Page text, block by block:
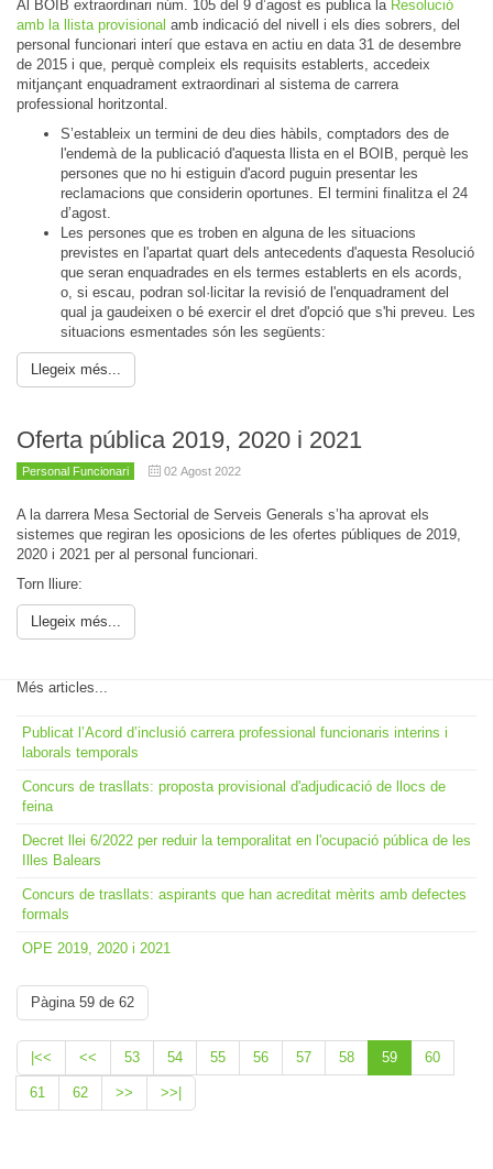
Al BOIB extraordinari núm. 105 del 9 d’agost es publica la Resolució
amb la llista provisional amb indicació del nivell i els dies sobrers, del
personal funcionari interí que estava en actiu en data 31 de desembre
de 2015 i que, perquè compleix els requisits establerts, accedeix
mitjançant enquadrament extraordinari al sistema de carrera
professional horitzontal.
S’estableix un termini de deu dies hàbils, comptadors des de
l'endemà de la publicació d'aquesta llista en el BOIB, perquè les
persones que no hi estiguin d'acord puguin presentar les
reclamacions que considerin oportunes. El termini finalitza el 24
d’agost.
Les persones que es troben en alguna de les situacions
previstes en l'apartat quart dels antecedents d'aquesta Resolució
que seran enquadrades en els termes establerts en els acords,
o, si escau, podran sol·licitar la revisió de l'enquadrament del
qual ja gaudeixen o bé exercir el dret d'opció que s'hi preveu. Les
situacions esmentades són les següents:
Llegeix més...
Oferta pública 2019, 2020 i 2021
Personal Funcionari 02 Agost 2022
A la darrera Mesa Sectorial de Serveis Generals s’ha aprovat els
sistemes que regiran les oposicions de les ofertes públiques de 2019,
2020 i 2021 per al personal funcionari.
Torn lliure:
Llegeix més...
Més articles...
Publicat l’Acord d’inclusió carrera professional funcionaris interins i
laborals temporals
Concurs de trasllats: proposta provisional d'adjudicació de llocs de
feina
Decret llei 6/2022 per reduir la temporalitat en l'ocupació pública de les
Illes Balears
Concurs de trasllats: aspirants que han acreditat mèrits amb defectes
formals
OPE 2019, 2020 i 2021
Pàgina 59 de 62
|<< << 53 54 55 56 57 58 59 60
61 62 >> >>|